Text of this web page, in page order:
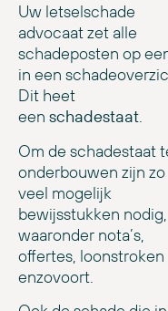
Uw letselschade
advocaat zet alle
schadeposten op
in een
Dit heet
een schadestaat.
Om de schadestaat
onderbouwen zijn zo
veel mogelijk
bewijsstukken nodig,
waaronder nota’s,
offertes, loonstroken
enzovoort.